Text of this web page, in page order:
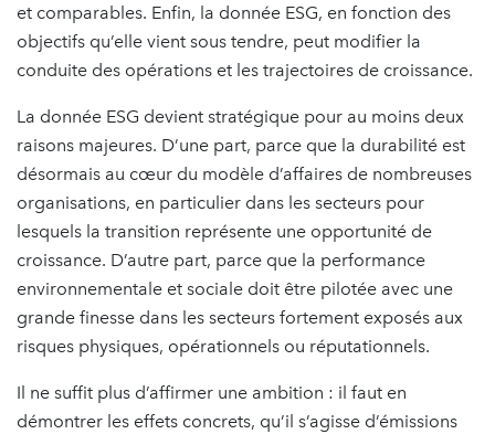
et comparables.​ Enfin, la donnée ESG, en fonction des
objectifs qu’elle vient sous tendre, peut modifier la
conduite des opérations et les trajectoires de croissance.
La donnée ESG devient stratégique pour au moins deux
raisons majeures. D’une part, parce que la durabilité est
désormais au cœur du modèle d’affaires de nombreuses
organisations, en particulier dans les secteurs pour
lesquels la transition représente une opportunité de
croissance. D’autre part, parce que la performance
environnementale et sociale doit être pilotée avec une
grande finesse dans les secteurs fortement exposés aux
risques physiques, opérationnels ou réputationnels.
Il ne suffit plus d’affirmer une ambition : il faut en
démontrer les effets concrets, qu’il s’agisse d’émissions